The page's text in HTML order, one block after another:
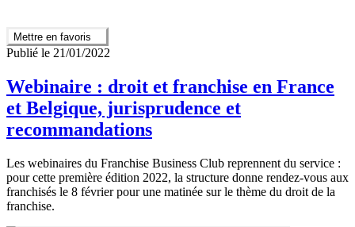
Mettre en favoris
Publié le 21/01/2022
Webinaire : droit et franchise en France
et Belgique, jurisprudence et
recommandations
Les webinaires du Franchise Business Club reprennent du service :
pour cette première édition 2022, la structure donne rendez-vous aux
franchisés le 8 février pour une matinée sur le thème du droit de la
franchise.